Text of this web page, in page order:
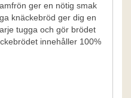
ger en nötig smak
knäckebröd ger dig en
tugga och gör brödet
innehåller 100%